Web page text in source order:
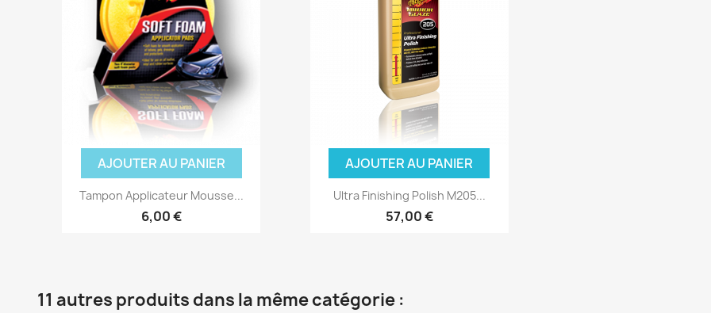
AJOUTER AU PANIER
Tampon Applicateur Mousse...
6,00 €
AJOUTER AU PANIER
Ultra Finishing Polish M205...
57,00 €
11 autres produits dans la même catégorie :